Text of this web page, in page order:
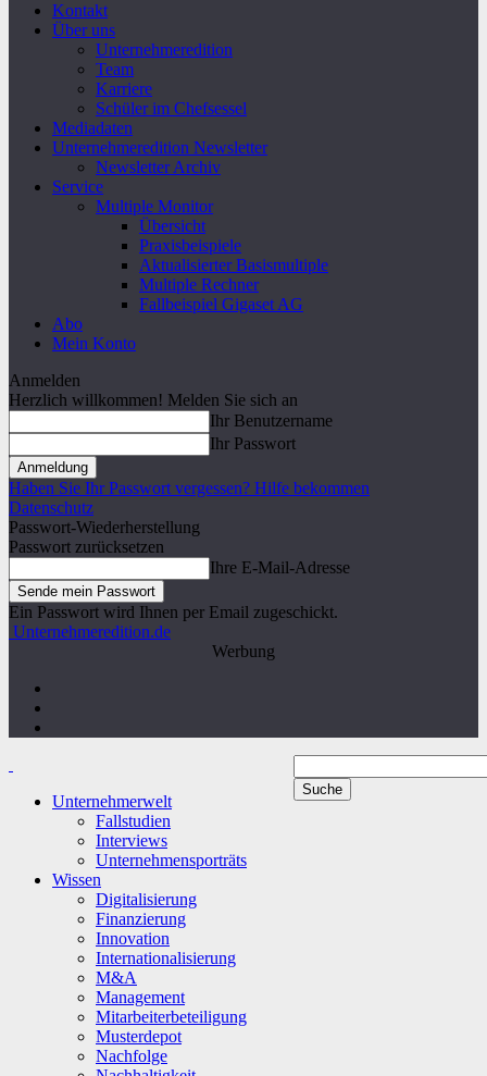
Kontakt
Über uns
Unternehmeredition
Team
Karriere
Schüler im Chefsessel
Mediadaten
Unternehmeredition Newsletter
Newsletter Archiv
Service
Multiple Monitor
Übersicht
Praxisbeispiele
Aktualisierter Basismultiple
Multiple Rechner
Fallbeispiel Gigaset AG
Abo
Mein Konto
Anmelden
Herzlich willkommen! Melden Sie sich an
Ihr Benutzername
Ihr Passwort
Haben Sie Ihr Passwort vergessen? Hilfe bekommen
Datenschutz
Passwort-Wiederherstellung
Passwort zurücksetzen
Ihre E-Mail-Adresse
Ein Passwort wird Ihnen per Email zugeschickt.
Unternehmeredition.de
Werbung
Unternehmerwelt
Fallstudien
Interviews
Unternehmensporträts
Wissen
Digitalisierung
Finanzierung
Innovation
Internationalisierung
M&A
Management
Mitarbeiterbeteiligung
Musterdepot
Nachfolge